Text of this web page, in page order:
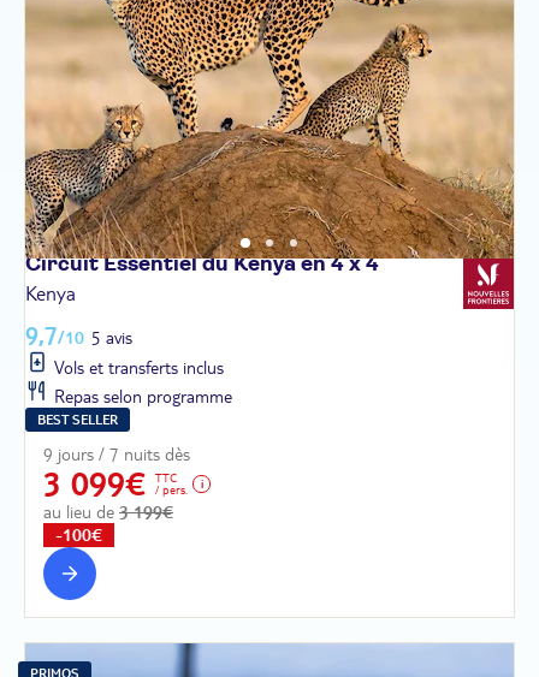
Circuit Essentiel du Kenya en 4 x4
Kenya
9,7/10 5 avis
Vols et transferts inclus
Repas selon programme
BEST SELLER
9 jours / 7 nuits dès
3 099€
TTC
/ pers.
au lieu de 3 199€
-100€
PRIMOS